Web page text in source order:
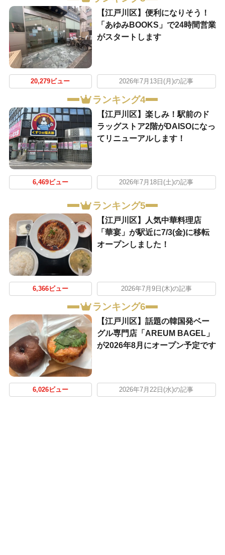
【江戸川区】便利になりそう！
「あゆみBOOKS」で24時間営業
がスタートします
20,279ビュー 2026年7月13日(月)の記事
ランキング4
【江戸川区】楽しみ！駅前のド
ラッグストア2階がDAISOになっ
てリニューアルします！
6,469ビュー 2026年7月18日(土)の記事
ランキング5
【江戸川区】人気中華料理店
「華宴」が駅近に7/3(金)に移転
オープンしました！
6,366ビュー 2026年7月9日(木)の記事
ランキング6
【江戸川区】話題の韓国発ベー
グル専門店「AREUM BAGEL」
が2026年8月にオープン予定です
6,026ビュー 2026年7月22日(水)の記事